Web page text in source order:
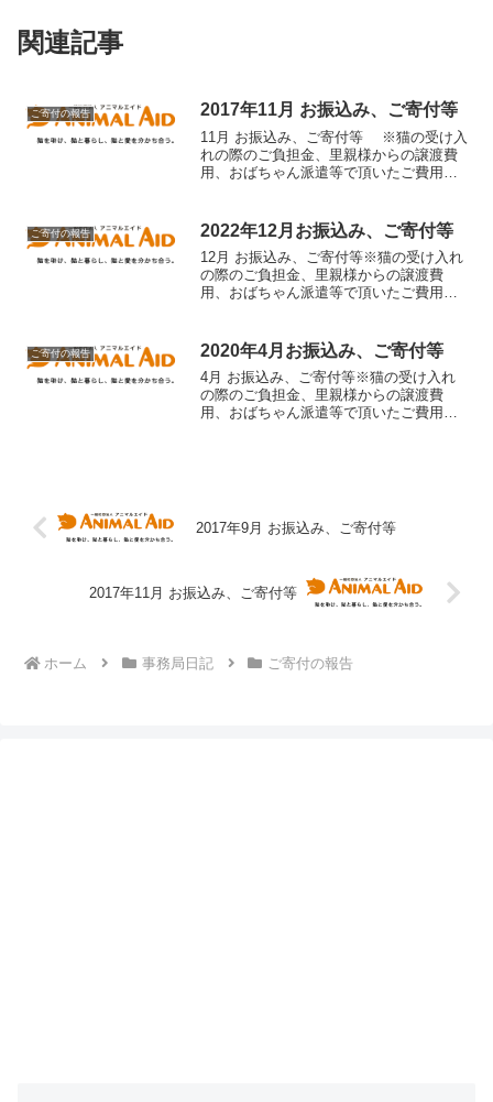
関連記事
ご寄付の報告 2017年11月 お振込み、ご寄付等
11月 お振込み、ご寄付等 ※猫の受け入
れの際のご負担金、里親様からの譲渡費
用、おばちゃん派遣等で頂いたご費用等
6,000円 ・藤田様 3,000円 ...
ご寄付の報告 2022年12月お振込み、ご寄付等
12月 お振込み、ご寄付等※猫の受け入れ
の際のご負担金、里親様からの譲渡費
用、おばちゃん派遣等で頂いたご費用等
ます。ご了承下さい。・西野様 1,000
円・中川様 10,...
ご寄付の報告 2020年4月お振込み、ご寄付等
4月 お振込み、ご寄付等※猫の受け入れ
の際のご負担金、里親様からの譲渡費
用、おばちゃん派遣等で頂いたご費用等
2017年9月 お振込み、ご寄付等
2017年11月 お振込み、ご寄付等
ホーム 事務局日記 ご寄付の報告